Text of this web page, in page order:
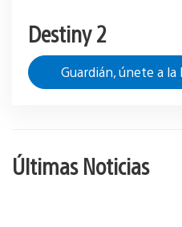
Destiny 2
Guardián, únete a
Últimas Noticias